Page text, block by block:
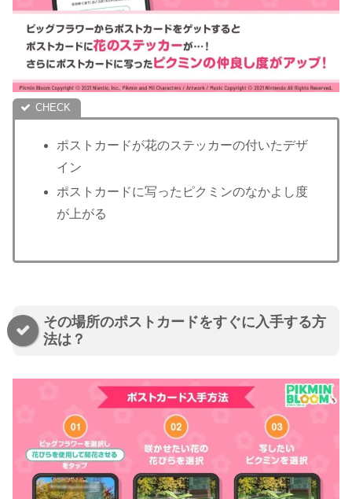
ポストカードが花のステッカーの付いたデザ
イン
ポストカードに写ったピクミンのなかよし度
が上がる
その場所のポストカードをすぐに入手する方
法は？